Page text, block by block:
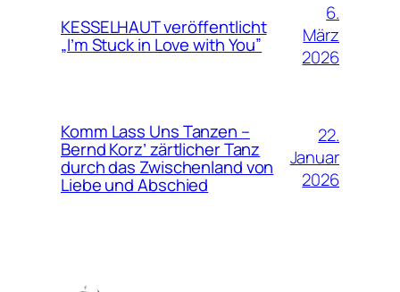
KESSELHAUT veröffentlicht
„I’m Stuck in Love with You”
6.
März
2026
Komm Lass Uns Tanzen –
Bernd Korz’ zärtlicher Tanz
durch das Zwischenland von
Liebe und Abschied
22.
Januar
2026